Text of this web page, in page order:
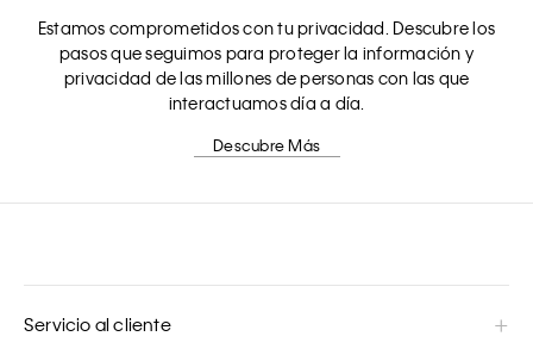
Estamos comprometidos con tu privacidad. Descubre los
pasos que seguimos para proteger la información y
privacidad de las millones de personas con las que
interactuamos día a día.
Descubre Más
Servicio al cliente